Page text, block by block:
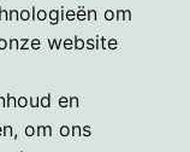
om
website
en
om ons